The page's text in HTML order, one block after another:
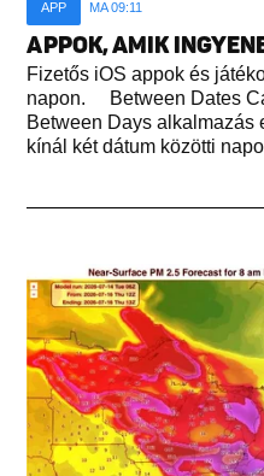
APP MA 09:11
APPOK, AMIK
Fizetős iOS appok és
napon. Between Dates
Between Days alkalmazás
kínál két dátum közötti